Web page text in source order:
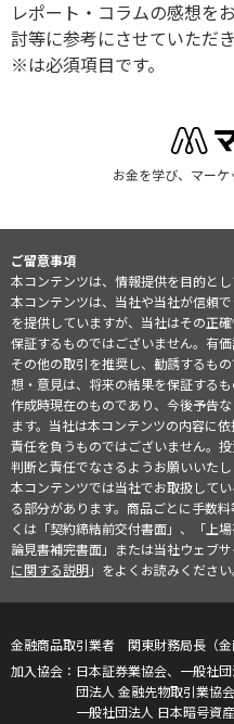
レポート・コラムの感想を
討等に参考にさせていただき
※は必須項目です。
お金を学び、マー
ご留意事項
本コンテンツは、情報提供を目的とし
本コンテンツは、当社や当社が信頼
を提供していますが、当社はその正
保証するものではございません。有
その他の取引を推奨し、勧誘するも
想・意見は、将来の結果を保証する
作成時現在のものであり、今後予告
ます。当社は本コンテンツの内容に
責任を負うものではございません。
判断と責任でなさるようお願いいたし
本コンテンツでは当社でお取扱して
る部分があります。商品ごとに手数
くは「契約締結前交付書面」、「上
論見書補完書面」または当社ウェブ
に関する説明」をよくお読みください
金融商品取引業者 関東財務局長（
日本証券業協会、一般社
団法人 金融先物取引業協会
一般社団法人 日本暗号資